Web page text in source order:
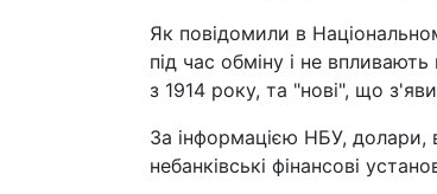
Як повідомили в
під час обміну і не
з 1914 року, та "нові", що
За інформацією НБУ, долари,
небанківські фінансові